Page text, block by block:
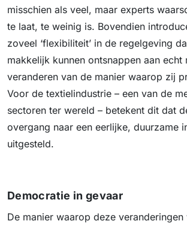
misschien als veel, maar experts
te laat, te weinig is. Bovendien
zoveel ‘flexibiliteit’ in de regelgeving
makkelijk kunnen ontsnappen aan echt
veranderen van de manier waarop zij
Voor de textielindustrie – een van de
sectoren ter wereld – betekent dit dat
overgang naar een eerlijke, duurzame
uitgesteld.
Democratie in gevaar
De manier waarop deze veranderingen